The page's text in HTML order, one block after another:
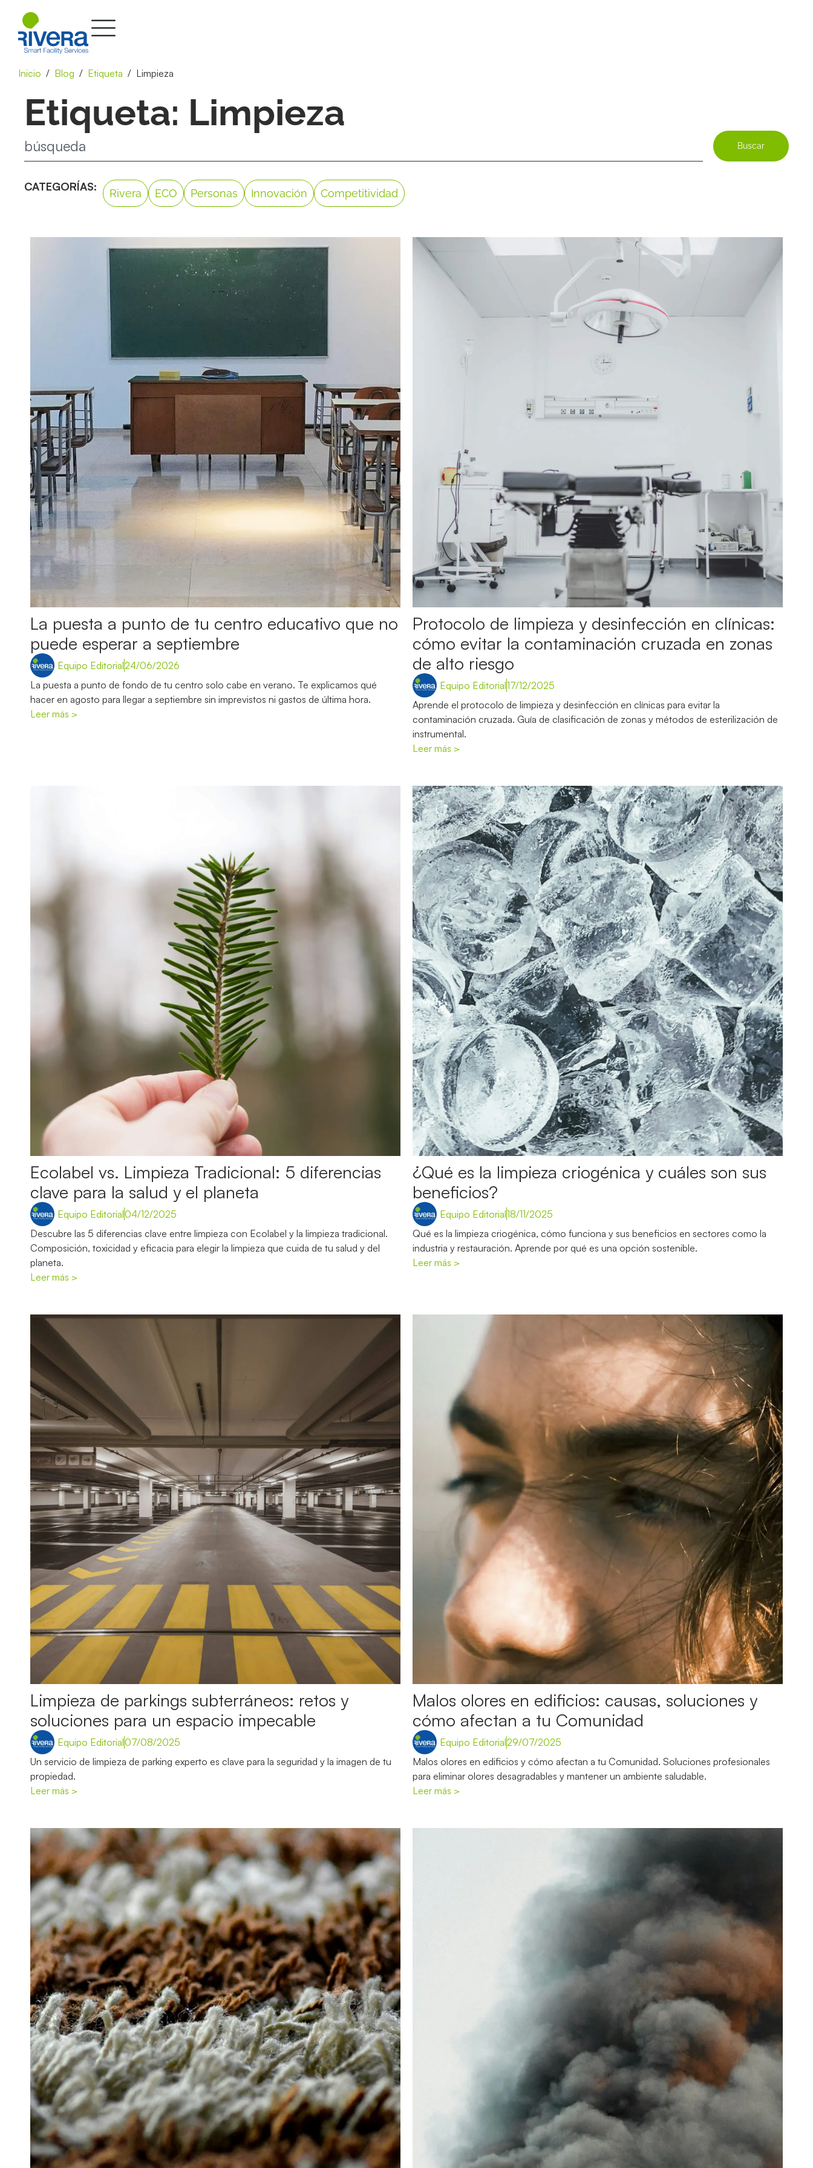
Inicio Blog Etiqueta Limpieza
Etiqueta: Limpieza
Buscar
CATEGORÍAS:
Rivera ECO Personas Innovación Competitividad
La puesta a punto de tu centro educativo que no
puede esperar a septiembre
Equipo Editorial24/06/2026
La puesta a punto de fondo de tu centro solo cabe en verano. Te explicamos qué
hacer en agosto para llegar a septiembre sin imprevistos ni gastos de última hora.
Leer más >
Protocolo de limpieza y desinfección en clínicas:
cómo evitar la contaminación cruzada en zonas
de alto riesgo
Equipo Editorial17/12/2025
Aprende el protocolo de limpieza y desinfección en clínicas para evitar la
contaminación cruzada. Guía de clasificación de zonas y métodos de esterilización de
instrumental.
Leer más >
Ecolabel vs. Limpieza Tradicional: 5 diferencias
clave para la salud y el planeta
Equipo Editorial04/12/2025
Descubre las 5 diferencias clave entre limpieza con Ecolabel y la limpieza tradicional.
Composición, toxicidad y eficacia para elegir la limpieza que cuida de tu salud y del
planeta.
Leer más >
¿Qué es la limpieza criogénica y cuáles son sus
beneficios?
Equipo Editorial18/11/2025
Qué es la limpieza criogénica, cómo funciona y sus beneficios en sectores como la
industria y restauración. Aprende por qué es una opción sostenible.
Leer más >
Limpieza de parkings subterráneos: retos y
soluciones para un espacio impecable
Equipo Editorial07/08/2025
Un servicio de limpieza de parking experto es clave para la seguridad y la imagen de tu
propiedad.
Leer más >
Malos olores en edificios: causas, soluciones y
cómo afectan a tu Comunidad
Equipo Editorial29/07/2025
Malos olores en edificios y cómo afectan a tu Comunidad. Soluciones profesionales
para eliminar olores desagradables y mantener un ambiente saludable.
Leer más >